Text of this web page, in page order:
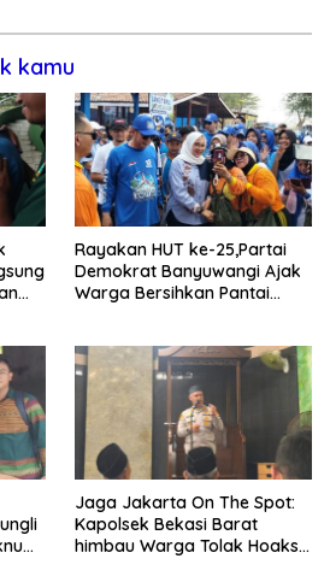
kamu
Rayakan HUT ke-25,Partai
Demokrat Banyuwangi Ajak
Warga Bersihkan Pantai
Jaga Jakarta On The Spot:
Kapolsek Bekasi Barat
himbau Warga Tolak Hoaks